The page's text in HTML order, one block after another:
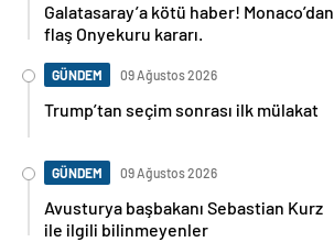
Galatasaray’a kötü haber! Monaco’dan
flaş Onyekuru kararı.
GÜNDEM 09 Ağustos 2026
Trump’tan seçim sonrası ilk mülakat
GÜNDEM 09 Ağustos 2026
Avusturya başbakanı Sebastian Kurz
ile ilgili bilinmeyenler